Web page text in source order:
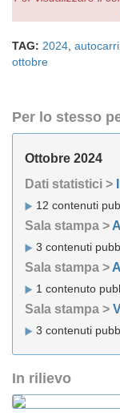
TAG: 2024 autocarri
ottobre
Per lo stesso
Ottobre 2024
Dati statistici >
12 contenuti
Sala stampa >
3 contenuti
Sala stampa >
1 contenuto
Sala stampa >
3 contenuti
In rilievo